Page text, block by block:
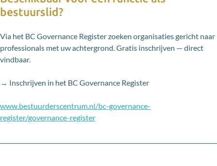
bestuurslid?
Via het BC Governance Register zoeken organisaties gericht naar
professionals met uw achtergrond. Gratis inschrijven — direct
vindbaar.
→ Inschrijven in het BC Governance Register
www.bestuurderscentrum.nl/bc-governance-
register/governance-register